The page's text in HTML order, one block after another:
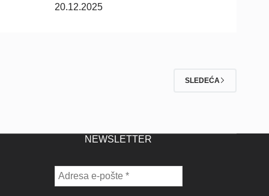
20.12.2025
SLEDEĆA
NEWSLETTER